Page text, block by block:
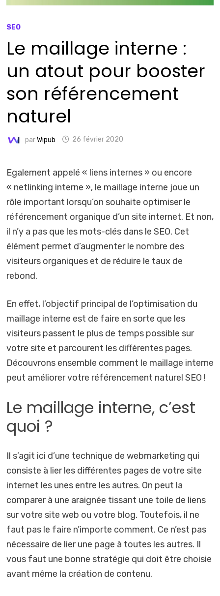
SEO
Le maillage interne :
un atout pour booster
son référencement
naturel
parWipub 26 février 2020
Egalement appelé « liens internes » ou encore
« netlinking interne », le maillage interne joue un
rôle important lorsqu’on souhaite optimiser le
référencement organique d’un site internet. Et non,
il n’y a pas que les mots-clés dans le SEO. Cet
élément permet d’augmenter le nombre des
visiteurs organiques et de réduire le taux de
rebond.
En effet, l’objectif principal de l’optimisation du
maillage interne est de faire en sorte que les
visiteurs passent le plus de temps possible sur
votre site et parcourent les différentes pages.
Découvrons ensemble comment le maillage interne
peut améliorer votre référencement naturel SEO !
Le maillage interne, c’est
quoi ?
Il s’agit ici d’une technique de webmarketing qui
consiste à lier les différentes pages de votre site
internet les unes entre les autres. On peut la
comparer à une araignée tissant une toile de liens
sur votre site web ou votre blog. Toutefois, il ne
faut pas le faire n’importe comment. Ce n’est pas
nécessaire de lier une page à toutes les autres. Il
vous faut une bonne stratégie qui doit être choisie
avant même la création de contenu.